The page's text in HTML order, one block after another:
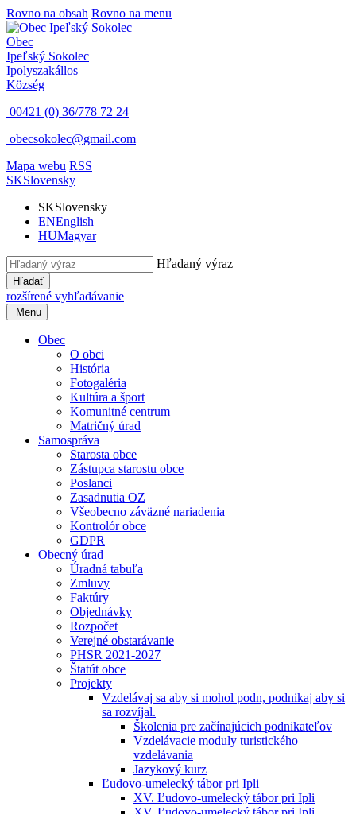
Rovno na obsah Rovno na menu
Obec
Ipeľský Sokolec
Ipolyszakállos
Község
00421 (0) 36/778 72 24
obecsokolec@gmail.com
Mapa webu RSS
SKSlovensky
SKSlovensky
ENEnglish
HUMagyar
Hľadaný výraz
Hľadať
rozšírené vyhľadávanie
Menu
Obec
O obci
História
Fotogaléria
Kultúra a šport
Komunitné centrum
Matričný úrad
Samospráva
Starosta obce
Zástupca starostu obce
Poslanci
Zasadnutia OZ
Všeobecno záväzné nariadenia
Kontrolór obce
GDPR
Obecný úrad
Úradná tabuľa
Zmluvy
Faktúry
Objednávky
Rozpočet
Verejné obstarávanie
PHSR 2021-2027
Štatút obce
Projekty
Vzdelávaj sa aby si mohol podn, podnikaj aby si
sa rozvíjal.
Školenia pre začínajúcich podnikateľov
Vzdelávacie moduly turistického
vzdelávania
Jazykový kurz
Ľudovo-umelecký tábor pri Ipli
XV. Ľudovo-umelecký tábor pri Ipli